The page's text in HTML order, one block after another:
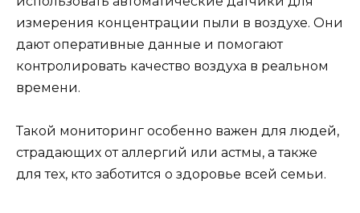
измерения концентрации пыли в воздухе. Они
дают оперативные данные и помогают
контролировать качество воздуха в реальном
времени.
Такой мониторинг особенно важен для людей,
страдающих от аллергий или астмы, а также
для тех, кто заботится о здоровье всей семьи.